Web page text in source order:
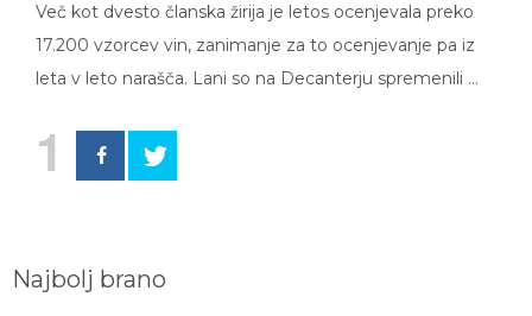
Več kot dvesto članska žirija je letos ocenjevala preko
17.200 vzorcev vin, zanimanje za to ocenjevanje pa iz
leta v leto narašča. Lani so na Decanterju spremenili …
1
Najbolj brano